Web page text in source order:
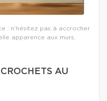
: n’hésitez pas à accrocher
apparence aux murs.
AU